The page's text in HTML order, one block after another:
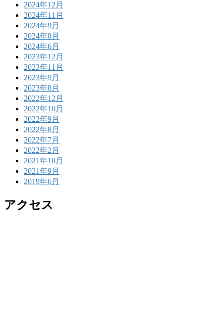
2024年12月
2024年11月
2024年9月
2024年8月
2024年6月
2023年12月
2023年11月
2023年9月
2023年8月
2022年12月
2022年10月
2022年9月
2022年8月
2022年7月
2022年2月
2021年10月
2021年9月
2019年6月
アクセス